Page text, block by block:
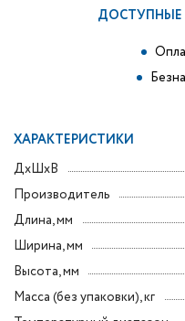
ХАРАКТЕРИСТИКИ
ДxШxВ
Производитель
Длина, мм
Ширина, мм
Высота, мм
Масса (без упаковки), кг